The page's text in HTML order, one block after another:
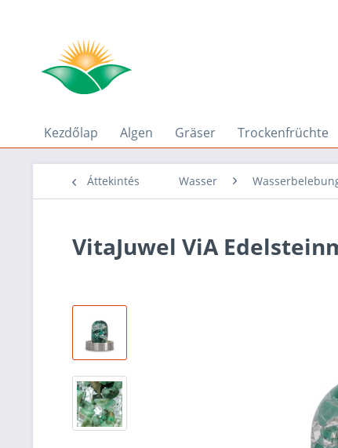
Kezdőlap Algen Gräser Trockenfrüchte
Áttekintés Wasser
VitaJuwel ViA